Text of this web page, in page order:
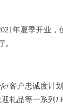
年夏季开业
。
客户忠诚度计
礼品等一系列 I